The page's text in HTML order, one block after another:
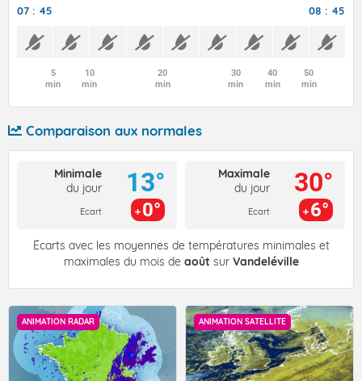
07 : 45 08 : 45
5
min
10
min
20
min
30
min
40
min
50
min
Comparaison aux normales
Minimale
du jour
Ecart
13°
0°
Maximale
du jour
Ecart
30°
6°
Écarts avec les moyennes de températures minimales et
maximales du mois de août sur Vandeléville
ANIMATION RADAR ANIMATION SATELLITE